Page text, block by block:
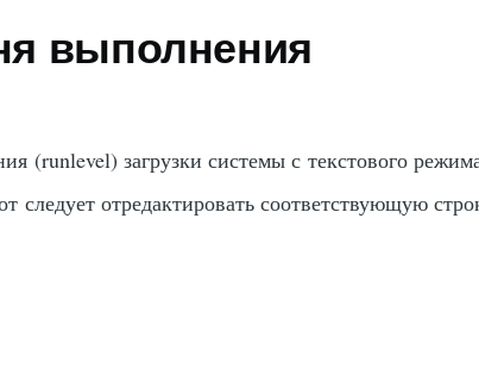
выполнения
(runlevel) загрузки системы с текстового
следует отредактировать соответствующую